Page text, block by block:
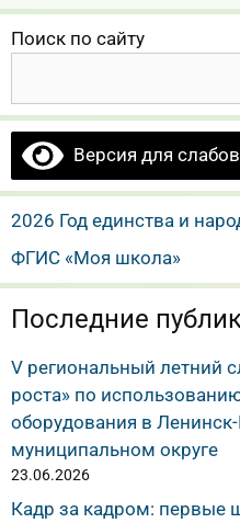
Поиск по сайту
Версия для
2026 Год единства и
ФГИС «Моя школа»
Последние
V региональный летний
роста» по
оборудования в
муниципальном округе
23.06.2026
Кадр за кадром: первые